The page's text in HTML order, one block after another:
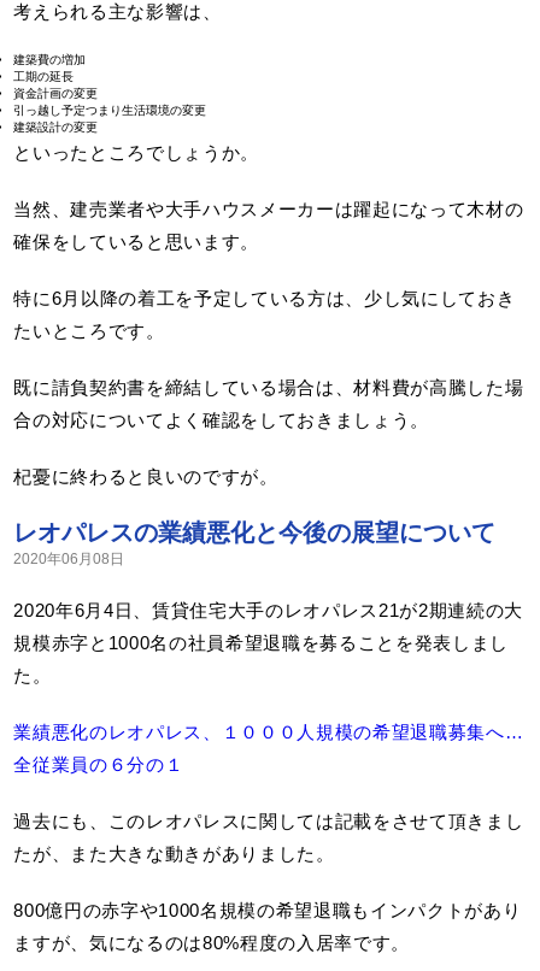
考えられる主な影響は、
建築費の増加
工期の延長
資金計画の変更
引っ越し予定つまり生活環境の変更
建築設計の変更
といったところでしょうか。
当然、建売業者や大手ハウスメーカーは躍起になって木材の
確保をしていると思います。
特に6月以降の着工を予定している方は、少し気にしておき
たいところです。
既に請負契約書を締結している場合は、材料費が高騰した場
合の対応についてよく確認をしておきましょう。
杞憂に終わると良いのですが。
レオパレスの業績悪化と今後の展望について
2020年06月08日
2020年6月4日、賃貸住宅大手のレオパレス21が2期連続の大
規模赤字と1000名の社員希望退職を募ることを発表しまし
た。
業績悪化のレオパレス、１０００人規模の希望退職募集へ…
全従業員の６分の１
過去にも、このレオパレスに関しては記載をさせて頂きまし
たが、また大きな動きがありました。
800億円の赤字や1000名規模の希望退職もインパクトがあり
ますが、気になるのは80%程度の入居率です。